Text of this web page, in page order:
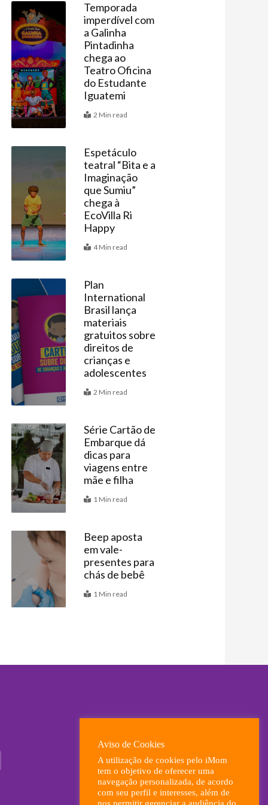
Agenda
Temporada
imperdível com
a Galinha
Pintadinha
chega ao
Teatro Oficina
do Estudante
Iguatemi
2 Min read
Espetáculo
teatral “Bita e a
Imaginação
que Sumiu”
chega à
EcoVilla Ri
Happy
4 Min read
Criança
Plan
International
Brasil lança
materiais
gratuitos sobre
direitos de
crianças e
adolescentes
2 Min read
Agenda
Série Cartão de
Embarque dá
dicas para
viagens entre
mãe e filha
1 Min read
Últimas
Beep aposta
em vale-
presentes para
chás de bebê
1 Min read
Aviso de Cookies
A utilização de cookies pelo iMom
tem o objetivo de oferecer uma
navegação personalizada, de acordo
com seu perfil e interesses, além de